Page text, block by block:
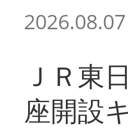
2026.08.07
ＪＲ東
座開設